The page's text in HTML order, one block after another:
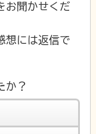
お聞かせくだ
想には返信で
か？